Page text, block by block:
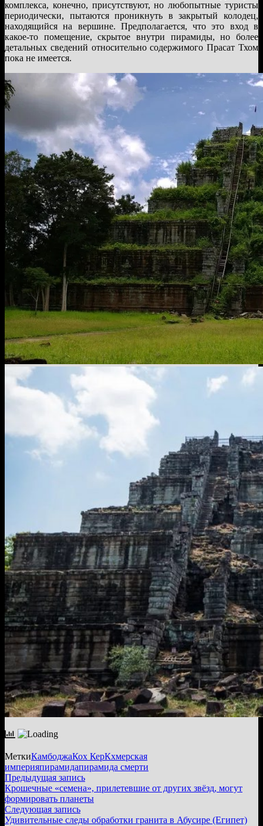
комплекса, конечно, присутствуют, но любопытные туристы
периодически, пытаются проникнуть в закрытый колодец,
находящийся на вершине. Предполагается, что это вход в
какое-то помещение, скрытое внутри пирамиды, но более
детальных сведений относительно содержимого Прасат Тхом
пока не имеется.
МеткиКамбоджаКох КерКхмерская
империяпирамидапирамида смерти
Навигация
по
записям
Предыдущая записьПредыдущая
запись:
Крошечные «семена», прилетевшие от других звёзд, могут
формировать планеты
Следующая записьСледующая
запись:
Удивительные следы обработки гранита в Абусире (Египет)